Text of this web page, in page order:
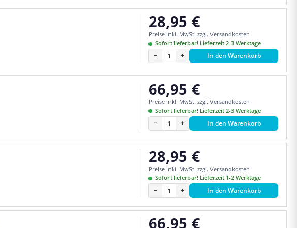
Regulärer Preis:
28,95 €
Preise inkl. MwSt. zzgl. Versandkosten
Sofort lieferbar! Lieferzeit 2-3 Werktage
− + In den Warenkorb
Regulärer Preis:
66,95 €
Preise inkl. MwSt. zzgl. Versandkosten
Sofort lieferbar! Lieferzeit 2-3 Werktage
− + In den Warenkorb
Regulärer Preis:
28,95 €
Preise inkl. MwSt. zzgl. Versandkosten
Sofort lieferbar! Lieferzeit 1-2 Werktage
− + In den Warenkorb
Regulärer Preis:
66,95 €